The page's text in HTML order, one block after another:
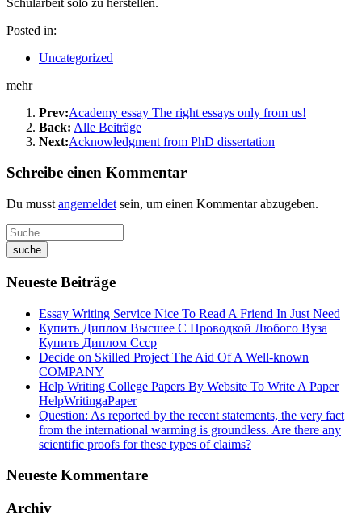
Posted in:
Uncategorized
mehr
Prev:Academy essay The right essays only from us!
Back: Alle Beiträge
Next:Acknowledgment from PhD dissertation
Schreibe einen Kommentar
Du musst angemeldet sein, um einen Kommentar abzugeben.
Neueste Beiträge
Essay Writing Service Nice To Read A Friend In Just Need
Купить Диплом Высшее С Проводкой Любого Вуза
Купить Диплом Ссср
Decide on Skilled Project The Aid Of A Well-known
COMPANY
Help Writing College Papers By Website To Write A Paper
HelpWritingaPaper
Question: As reported by the recent statements, the very fact
from the international warming is groundless. Are there any
scientific proofs for these types of claims?
Neueste Kommentare
Archiv